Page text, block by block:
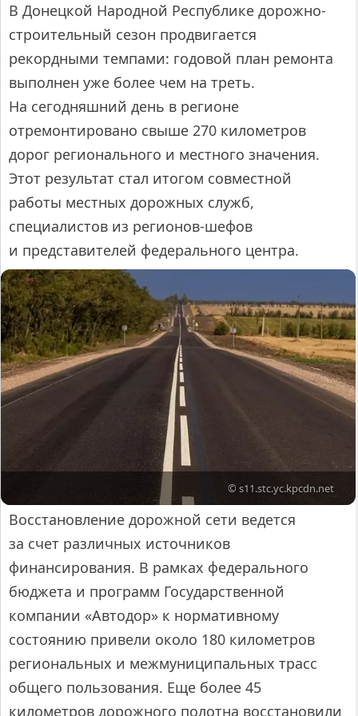
В Донецкой Народной Республике дорожно-
строительный сезон продвигается
рекордными темпами: годовой план ремонта
выполнен уже более чем на треть.
На сегодняшний день в регионе
отремонтировано свыше 270 километров
дорог регионального и местного значения.
Этот результат стал итогом совместной
работы местных дорожных служб,
специалистов из регионов-шефов
и представителей федерального центра.
© s11.stc.yc.kpcdn.net
Восстановление дорожной сети ведется
за счет различных источников
финансирования. В рамках федерального
бюджета и программ Государственной
компании «Автодор» к нормативному
состоянию привели около 180 километров
региональных и межмуниципальных трасс
общего пользования. Еще более 45
километров дорожного полотна восстановили